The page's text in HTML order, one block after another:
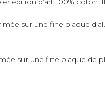
sur une fine plaque
sur une fine plaque de